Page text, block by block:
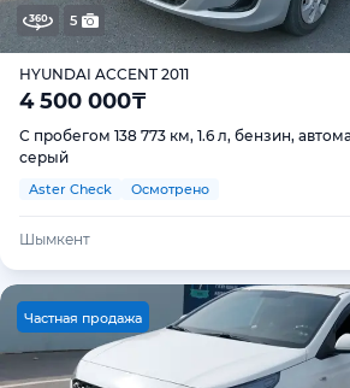
5
HYUNDAI ACCENT 2011
4 500 000₸
С пробегом 138 773 км, 1.6 л, бензин,
серый
Aster Check Осмотрено
Шымкент
Частная продажа